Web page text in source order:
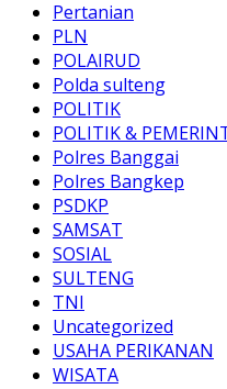
Pertanian
PLN
POLAIRUD
Polda sulteng
POLITIK
POLITIK &
Polres Banggai
Polres Bangkep
PSDKP
SAMSAT
SOSIAL
SULTENG
TNI
Uncategorized
USAHA PERIKANAN
WISATA